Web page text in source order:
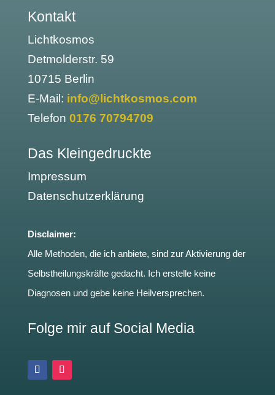
Kontakt
Lichtkosmos
Detmolderstr. 59
10715 Berlin
E-Mail: info@lichtkosmos.com
Telefon 0176 70794709
Das Kleingedruckte
Impressum
Datenschutzerklärung
Disclaimer:
Alle Methoden, die ich anbiete, sind zur Aktivierung der
Selbstheilungskräfte gedacht. Ich erstelle keine
Diagnosen und gebe keine Heilversprechen.
Folge mir auf Social Media